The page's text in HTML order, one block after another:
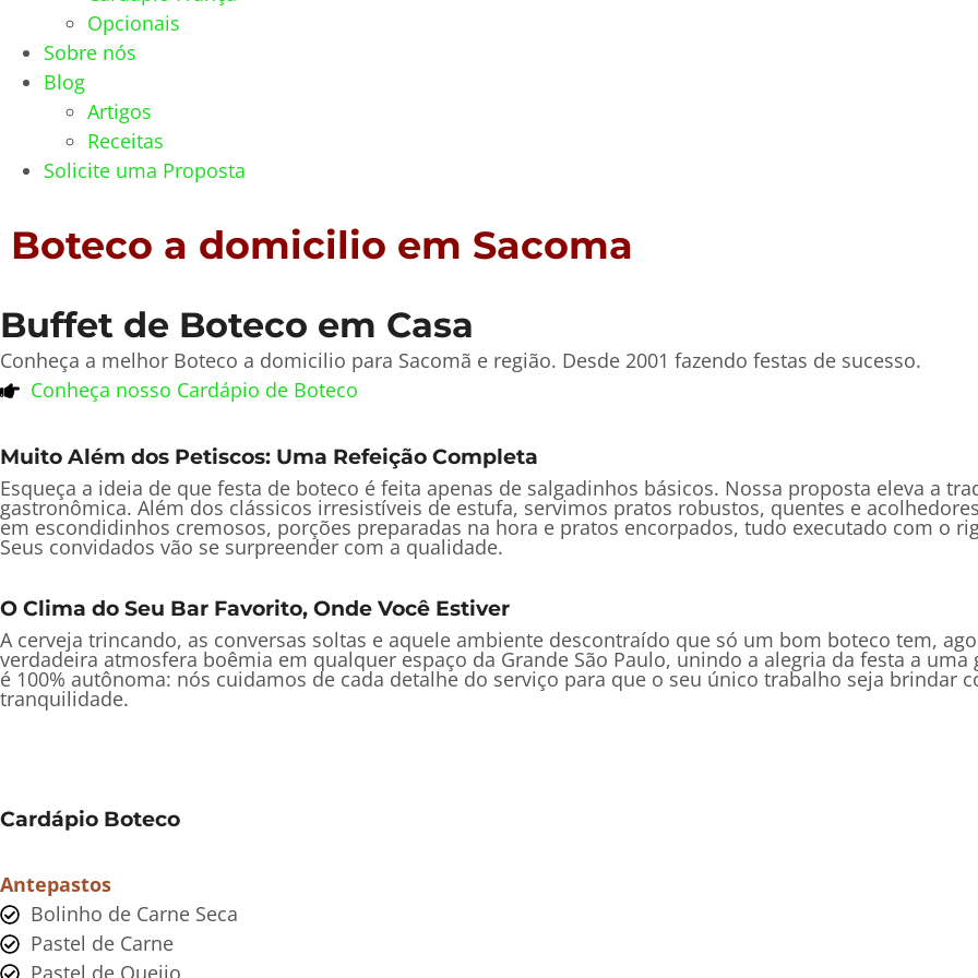
Opcionais
Sobre nós
Blog
Artigos
Receitas
Solicite uma Proposta
Boteco a domicilio em Sacoma
Buffet de Boteco em Casa
Conheça a melhor Boteco a domicilio para Sacomã e região. Desde 2001 fazendo festas de sucesso.
Conheça nosso Cardápio de Boteco
Muito Além dos Petiscos: Uma Refeição Completa
Esqueça a ideia de que festa de boteco é feita apenas de salgadinhos básicos. Nossa proposta eleva a
gastronômica. Além dos clássicos irresistíveis de estufa, servimos pratos robustos, quentes e
em escondidinhos cremosos, porções preparadas na hora e pratos encorpados, tudo executado com o
Seus convidados vão se surpreender com a qualidade.
O Clima do Seu Bar Favorito, Onde Você Estiver
A cerveja trincando, as conversas soltas e aquele ambiente descontraído que só um bom boteco tem,
verdadeira atmosfera boêmia em qualquer espaço da Grande São Paulo, unindo a alegria da festa a
é 100% autônoma: nós cuidamos de cada detalhe do serviço para que o seu único trabalho seja brindar
tranquilidade.
Cardápio Boteco
Antepastos
Bolinho de Carne Seca
Pastel de Carne
Pastel de Queijo